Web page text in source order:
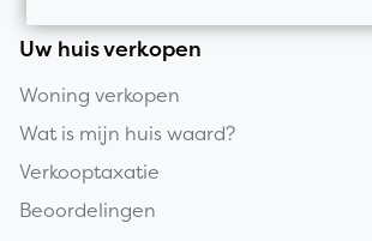
Uw huis verkopen
Woning verkopen
Wat is mijn huis waard?
Verkooptaxatie
Beoordelingen